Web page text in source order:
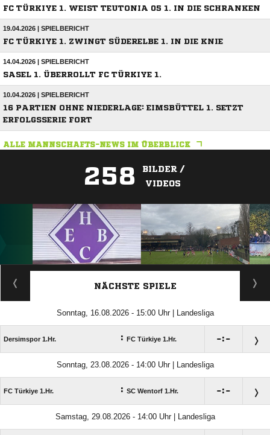
FC TÜRKIYE 1. WEIST TEUTONIA 05 1. IN DIE SCHRANKEN
19.04.2026 | SPIELBERICHT
FC TÜRKIYE 1. ZWINGT SÜDERELBE 1. IN DIE KNIE
14.04.2026 | SPIELBERICHT
SASEL 1. ÜBERROLLT FC TÜRKIYE 1.
10.04.2026 | SPIELBERICHT
16 PARTIEN OHNE NIEDERLAGE: EIMSBÜTTEL 1. SETZT
ERFOLGSSERIE FORT
ALLE MANNSCHAFTS-NEWS IM ÜBERBLICK
258
BILDER /
VIDEOS
ANZEIGE
NÄCHSTE SPIELE
Sonntag, 16.08.2026 - 15:00 Uhr | Landesliga
Dersimspor 1.Hr. : FC Türkiye 1.Hr. :
Sonntag, 23.08.2026 - 14:00 Uhr | Landesliga
FC Türkiye 1.Hr. : SC Wentorf 1.Hr. :
Samstag, 29.08.2026 - 14:00 Uhr | Landesliga